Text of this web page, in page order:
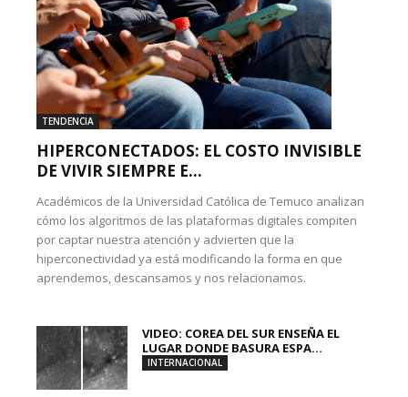
TENDENCIA
HIPERCONECTADOS: EL COSTO INVISIBLE
DE VIVIR SIEMPRE E...
Académicos de la Universidad Católica de Temuco analizan
cómo los algoritmos de las plataformas digitales compiten
por captar nuestra atención y advierten que la
hiperconectividad ya está modificando la forma en que
aprendemos, descansamos y nos relacionamos.
VIDEO: COREA DEL SUR ENSEÑA EL
LUGAR DONDE BASURA ESPA...
INTERNACIONAL